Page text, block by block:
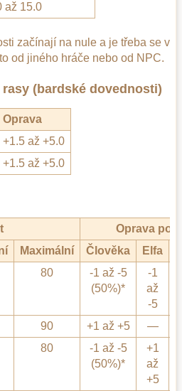
až 15.0
začínají na nule a je třeba se v
od jiného hráče nebo od NPC.
(bardské dovednosti)
Oprava
+1.5 až +5.0
+1.5 až +5.0
Oprava
Maximální Člověka Elfa
80
-1 až -5
(50%)*
-1
až
-5
90 +1 až +5
—
80
-1 až -5
(50%)*
+1
až
+5